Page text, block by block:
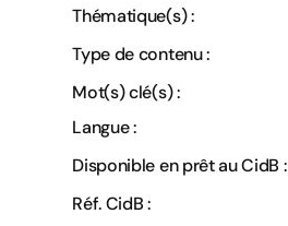
Thématique(s) :
Type de contenu :
Mot(s) clé(s) :
Langue :
Disponible en prêt au CidB :
Réf. CidB :